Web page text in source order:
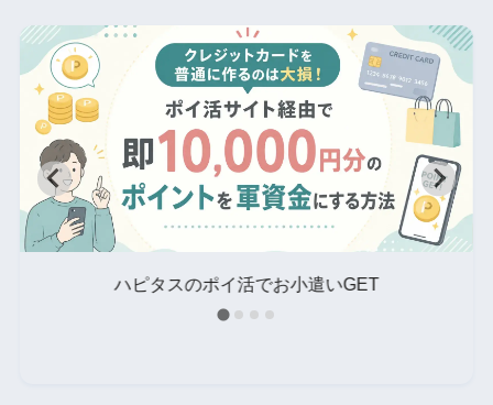
ハピタスのポイ活でお小遣いGET